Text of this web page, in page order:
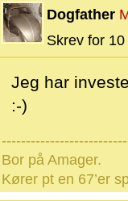
Dogfather
Skrev for
Jeg har
:-)
Bor på Amager.
Kører pt en 67’er